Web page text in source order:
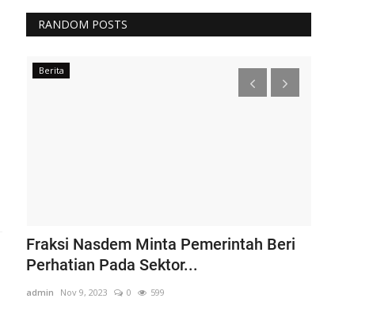
RANDOM POSTS
Berita
Fraksi Nasdem Minta Pemerintah Beri
Perhatian Pada Sektor...
admin Nov 9, 2023 0 599